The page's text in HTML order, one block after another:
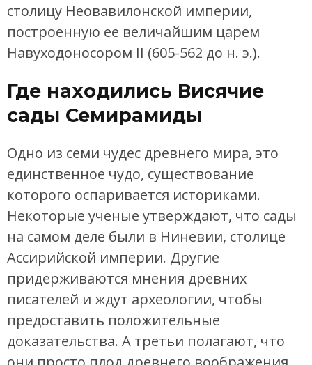
столицу Неовавилонской империи,
построенную ее величайшим царем
Навуходоносором II (605-562 до н. э.).
Где находились Висячие
сады Семирамиды
Одно из семи чудес древнего мира, это
единственное чудо, существование
которого оспаривается историками.
Некоторые ученые утверждают, что сады
на самом деле были в Ниневии, столице
Ассирийской империи. Другие
придерживаются мнения древних
писателей и ждут археологии, чтобы
предоставить положительные
доказательства. А третьи полагают, что